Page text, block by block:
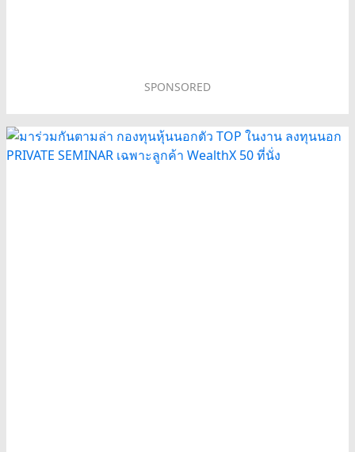
SPONSORED